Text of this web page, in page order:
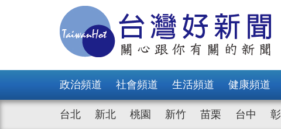
政治頻道 社會頻道 生活頻道 健康頻道
台北 新北 桃園 新竹 苗栗 台中